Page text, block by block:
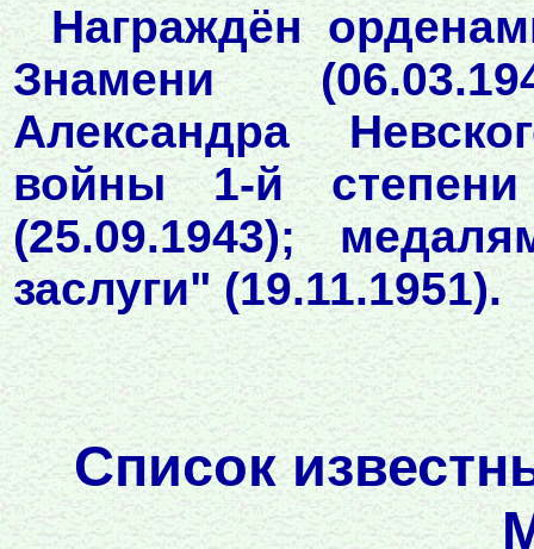
Награждён
Знамени
Александра
войны 1-й степени
(25.09.1943);
заслуги" (19.11.1951).
Список